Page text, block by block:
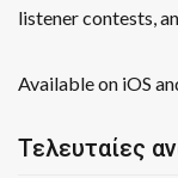
listener contests,
Available on iOS
Τελευταίες